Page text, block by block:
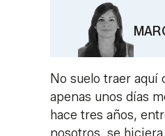
No suelo traer
apenas unos días
hace tres años,